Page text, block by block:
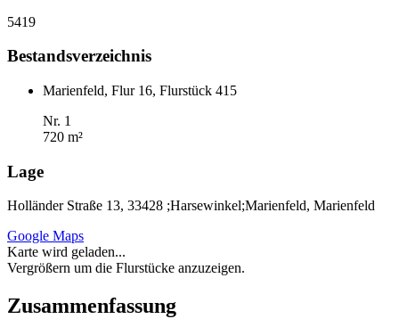
5419
Bestandsverzeichnis
Marienfeld, Flur 16, Flurstück 415
Nr. 1
720 m²
Lage
Holländer Straße 13, 33428 ;Harsewinkel;Marienfeld, Marienfeld
Google Maps
Karte wird geladen...
Vergrößern um die Flurstücke anzuzeigen.
Zusammenfassung